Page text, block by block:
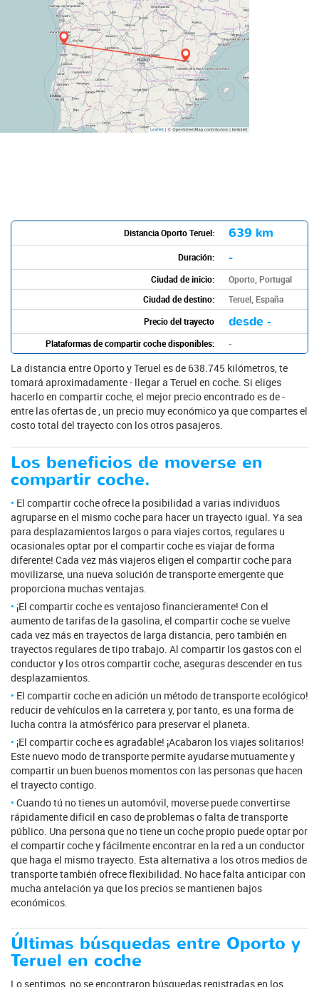
Distancia Oporto Teruel: 639 km
Duración: -
Ciudad de inicio:
Oporto, Portugal
Ciudad de destino:
Teruel, España
Precio del trayecto
desde -
Plataformas de compartir coche disponibles: -
La distancia entre Oporto y Teruel es de 638.745 kilómetros, te
tomará aproximadamente - llegar a Teruel en coche. Si eliges
hacerlo en compartir coche, el mejor precio encontrado es de -
entre las ofertas de , un precio muy económico ya que compartes el
costo total del trayecto con los otros pasajeros.
Los beneficios de moverse en
compartir coche.
El compartir coche ofrece la posibilidad a varias individuos
agruparse en el mismo coche para hacer un trayecto igual. Ya sea
para desplazamientos largos o para viajes cortos, regulares u
ocasionales optar por el compartir coche es viajar de forma
diferente! Cada vez más viajeros eligen el compartir coche para
movilizarse, una nueva solución de transporte emergente que
proporciona muchas ventajas.
¡El compartir coche es ventajoso financieramente! Con el
aumento de tarifas de la gasolina, el compartir coche se vuelve
cada vez más en trayectos de larga distancia, pero también en
trayectos regulares de tipo trabajo. Al compartir los gastos con el
conductor y los otros compartir coche, aseguras descender en tus
desplazamientos.
El compartir coche en adición un método de transporte ecológico!
reducir de vehículos en la carretera y, por tanto, es una forma de
lucha contra la atmósférico para preservar el planeta.
¡El compartir coche es agradable! ¡Acabaron los viajes solitarios!
Este nuevo modo de transporte permite ayudarse mutuamente y
compartir un buen buenos momentos con las personas que hacen
el trayecto contigo.
Cuando tú no tienes un automóvil, moverse puede convertirse
rápidamente difícil en caso de problemas o falta de transporte
público. Una persona que no tiene un coche propio puede optar por
el compartir coche y fácilmente encontrar en la red a un conductor
que haga el mismo trayecto. Esta alternativa a los otros medios de
transporte también ofrece flexibilidad. No hace falta anticipar con
mucha antelación ya que los precios se mantienen bajos
económicos.
Últimas búsquedas entre Oporto y
Teruel en coche
Lo sentimos, no se encontraron búsquedas registradas en los